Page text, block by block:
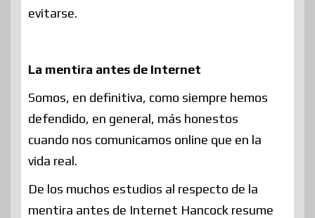
evitarse.
La mentira antes de Internet
Somos, en definitiva, como siempre hemos
defendido, en general, más honestos
cuando nos comunicamos online que en la
vida real.
De los muchos estudios al respecto de la
mentira antes de Internet Hancock resume